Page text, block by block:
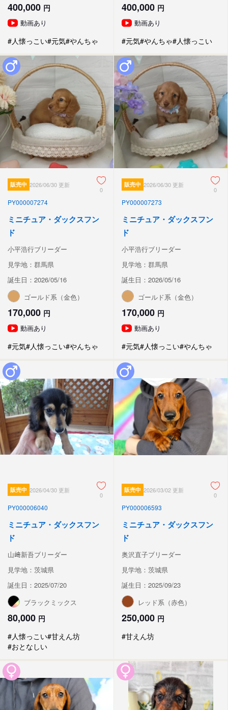
400,000 円
動画あり
#人懐っこい#元気#やんちゃ
400,000 円
動画あり
#元気#やんちゃ#人懐っこい
販売中 2026/06/30 更新
0
PY000007274
ミニチュア・ダックスフン
ド
小平浩行ブリーダー
見学地：群馬県
誕生日：2026/05/16
ゴールド系（金色）
170,000 円
動画あり
#元気#人懐っこい#やんちゃ
販売中 2026/06/30 更新
0
PY000007273
ミニチュア・ダックスフン
ド
小平浩行ブリーダー
見学地：群馬県
誕生日：2026/05/16
ゴールド系（金色）
170,000 円
動画あり
#元気#人懐っこい#やんちゃ
販売中 2026/04/30 更新
0
PY000006040
ミニチュア・ダックスフン
ド
山﨑新吾ブリーダー
見学地：茨城県
誕生日：2025/07/20
ブラックミックス
80,000 円
#人懐っこい#甘えん坊
#おとなしい
販売中 2026/03/02 更新
0
PY000006593
ミニチュア・ダックスフン
ド
奥沢直子ブリーダー
見学地：茨城県
誕生日：2025/09/23
レッド系（赤色）
250,000 円
#甘えん坊